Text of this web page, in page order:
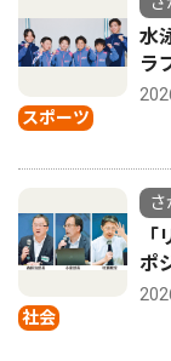
スポーツ
水
ラ
社会
ポ